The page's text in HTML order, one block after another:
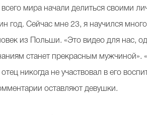
мира начали делиться своими
год. Сейчас мне 23, я научился
из Польши. «Это видео для нас,
станет прекрасным
никогда не участвовал в его
оставляют девушки.